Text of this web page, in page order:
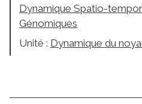
Dynamique Spatio-
Génomiques
Unité : Dynamique du